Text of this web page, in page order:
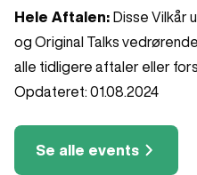
Hele Aftalen: Disse Vilkår
og Original Talks
alle tidligere aftaler eller
Opdateret: 01.08.2024
Se alle events